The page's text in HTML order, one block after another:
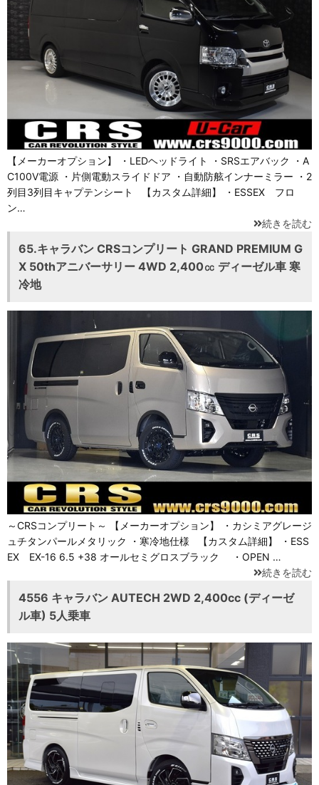
【メーカーオプション】 ・LEDヘッドライト ・SRSエアバック ・A
C100V電源 ・片側電動スライドドア ・自動防舷インナーミラー ・2
列目3列目キャプテンシート 【カスタム詳細】 ・ESSEX フロ
ン…
続きを読む
65.キャラバン CRSコンプリート GRAND PREMIUM G
X 50thアニバーサリー 4WD 2,400㏄ ディーゼル車 寒
冷地
～CRSコンプリート～ 【メーカーオプション】 ・カシミアグレージ
ュチタンパールメタリック ・寒冷地仕様 【カスタム詳細】 ・ESS
EX EX-16 6.5 +38 オールセミグロスブラック ・OPEN …
続きを読む
4556 キャラバン AUTECH 2WD 2,400cc (ディーゼ
ル車) 5人乗車